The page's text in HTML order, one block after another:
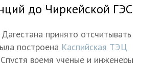
до Чиркейской ГЭС
принято отсчитывать
построена Каспийская ТЭЦ
время ученые и инженеры